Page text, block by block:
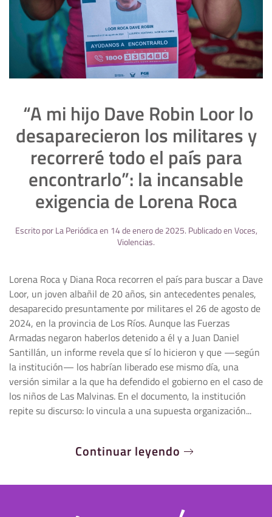
“A mi hijo Dave Robin Loor lo
desaparecieron los militares y
recorreré todo el país para
encontrarlo”: la incansable
exigencia de Lorena Roca
Escrito porLa Periódicaen 14 de enero de 2025. Publicado enVoces,
Violencias.
Lorena Roca y Diana Roca recorren el país para buscar a Dave
Loor, un joven albañil de 20 años, sin antecedentes penales,
desaparecido presuntamente por militares el 26 de agosto de
2024, en la provincia de Los Ríos. Aunque las Fuerzas
Armadas negaron haberlos detenido a él y a Juan Daniel
Santillán, un informe revela que sí lo hicieron y que —según
la institución— los habrían liberado ese mismo día, una
versión similar a la que ha defendido el gobierno en el caso de
los niños de Las Malvinas. En el documento, la institución
repite su discurso: lo vincula a una supuesta organización...
Continuar leyendo